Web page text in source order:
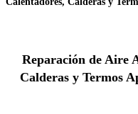
Reparación de Aire
Calderas y Termos